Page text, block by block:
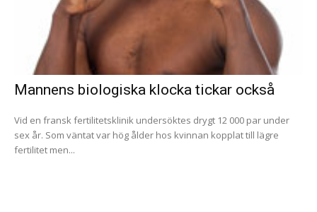
Mannens biologiska klocka tickar också
Vid en fransk fertilitetsklinik undersöktes drygt 12 000 par under
sex år. Som väntat var hög ålder hos kvinnan kopplat till lägre
fertilitet men...